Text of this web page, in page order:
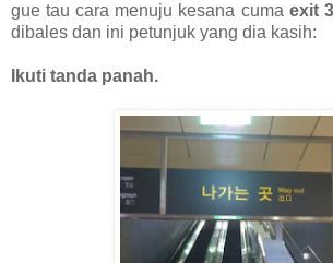
gue tau cara menuju kesana cuma exit 3
dibales dan ini petunjuk yang dia kasih:
Ikuti tanda panah.